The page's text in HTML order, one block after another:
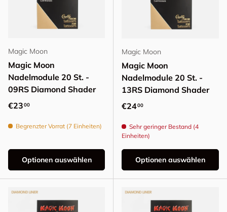
Magic Moon
Magic Moon
Nadelmodule 20 St. -
09RS Diamond Shader
Normaler Preis
€2300
Begrenzter Vorrat (7 Einheiten)
Optionen auswählen
Magic Moon
Magic Moon
Nadelmodule 20 St. -
13RS Diamond Shader
Normaler Preis
€2400
Sehr geringer Bestand (4
Einheiten)
Optionen auswählen